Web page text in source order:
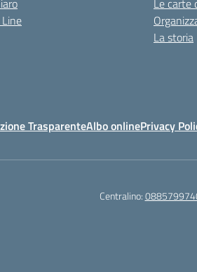
Le carte
La storia
TrasparenteAlbo onlinePrivacy
Centralino: